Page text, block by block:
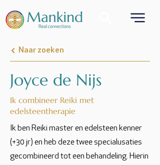
Naar zoeken
Joyce de Nijs
Ik combineer Reiki met
edelsteentherapie
Ik ben Reiki master en edelsteen kenner
(+30 jr) en heb deze twee specialusaties
gecombineerd tot een behandeling. Hierin